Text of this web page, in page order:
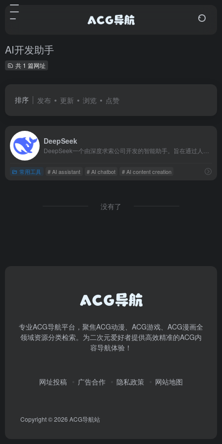
AI开发助手
共 1 篇网址
排序 发布 更新 浏览 点赞
DeepSeek
常用工具 # AI assistant # AI chatbot # AI content creation
没有了
专业ACG导航平台，聚焦ACG动漫、ACG游戏、ACG漫画全
领域资源分类检索。为二次元爱好者提供高效精准的ACG内
容导航体验！
网址投稿 广告合作 隐私政策 网站地图
Copyright © 2026 ACG导航站